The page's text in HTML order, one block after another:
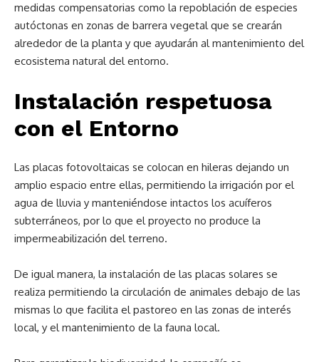
medidas compensatorias como la repoblación de especies
autóctonas en zonas de barrera vegetal que se crearán
alrededor de la planta y que ayudarán al mantenimiento del
ecosistema natural del entorno.
Instalación respetuosa
con el Entorno
Las placas fotovoltaicas se colocan en hileras dejando un
amplio espacio entre ellas, permitiendo la irrigación por el
agua de lluvia y manteniéndose intactos los acuíferos
subterráneos, por lo que el proyecto no produce la
impermeabilización del terreno.
De igual manera, la instalación de las placas solares se
realiza permitiendo la circulación de animales debajo de las
mismas lo que facilita el pastoreo en las zonas de interés
local, y el mantenimiento de la fauna local.